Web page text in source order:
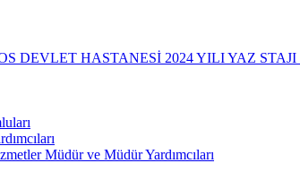
DEVLET HASTANESİ 2024 YILI YAZ
Müdür ve Müdür Yardımcıları